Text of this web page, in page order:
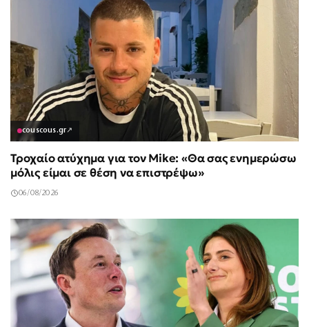
couscous.gr↗
Τροχαίο ατύχημα για τον Mike: «Θα σας ενημερώσω
μόλις είμαι σε θέση να επιστρέψω»
06/08/2026